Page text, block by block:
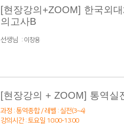
[현장강의+ZOOM] 한국외
의고사B
선생님 : 이창용
[현장강의 + ZOOM] 통역실
과정 : 통역종합 / 레벨 : 실전(3~4)
강의시간 : 토요일 10:00-13:00